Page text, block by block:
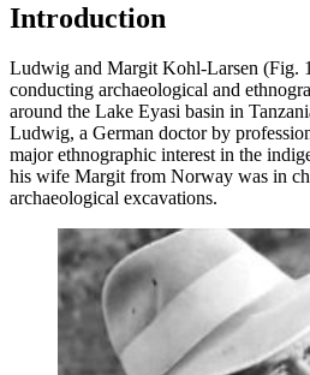
Introduction
Ludwig and Margit Kohl-Larsen (Fig.
conducting archaeological and
around the Lake Eyasi basin in
Ludwig, a German doctor by
major ethnographic interest in the
his wife Margit from Norway was in
archaeological excavations.